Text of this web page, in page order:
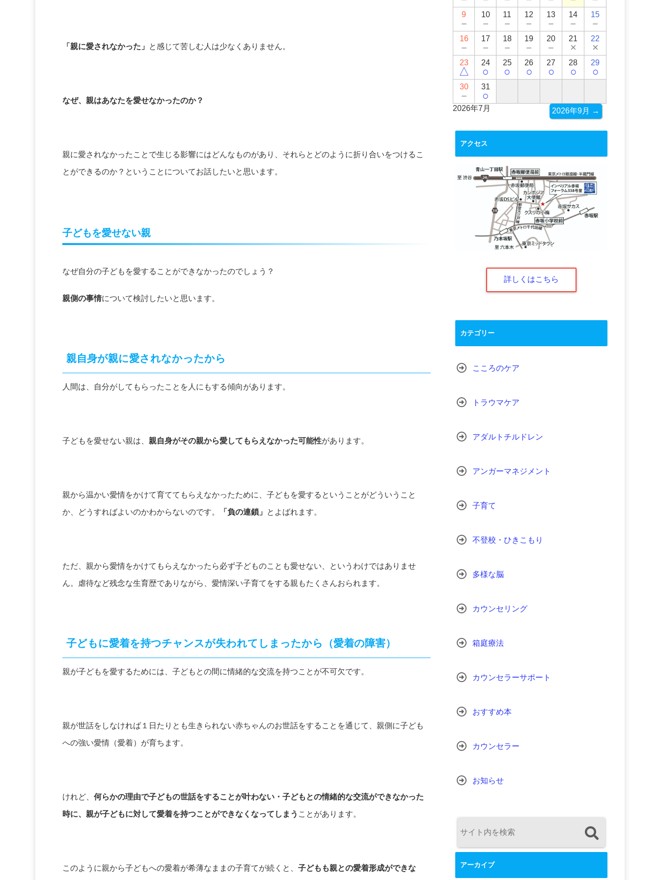
「親に愛されなかった」 と感じて苦しむ人は少なくありません。
なぜ、親はあなたを愛せなかったのか？
親に愛されなかったことで生じる影響にはどんなものがあり、それらとどのように折り合いをつけるこ
とができるのか？ということについてお話したいと思います。
子どもを愛せない親
なぜ自分の子どもを愛することができなかったのでしょう？
親側の事情について検討したいと思います。
親自身が親に愛されなかったから
人間は、自分がしてもらったことを人にもする傾向があります。
子どもを愛せない親は、 親自身がその親から愛してもらえなかった可能性があります。
親から温かい愛情をかけて育ててもらえなかったために、子どもを愛するということがどういうこと
か、どうすればよいのかわからないのです。 「負の連鎖」 とよばれます。
ただ、親から愛情をかけてもらえなかったら必ず子どものことも愛せない、というわけではありませ
ん。虐待など残念な生育歴でありながら、愛情深い子育てをする親もたくさんおられます。
子どもに愛着を持つチャンスが失われてしまったから（愛着の障害）
親が子どもを愛するためには、子どもとの間に情緒的な交流を持つことが不可欠です。
親が世話をしなければ１日たりとも生きられない赤ちゃんのお世話をすることを通じて、親側に子ども
への強い愛情（愛着）が育ちます。
けれど、 何らかの理由で子どもの世話をすることが叶わない・子どもとの情緒的な交流ができなかった
時に、親が子どもに対して愛着を持つことができなくなってしまう ことがあります。
このように親から子どもへの愛着が希薄なままの子育てが続くと、 子どもも親との愛着形成ができな
9
－
10
－
11
－
12
－
13
－
14
－
15
－
16
－
17
－
18
－
19
－
20
－
21
×
22
×
23
△
24
○
25
○
26
○
27
○
28
○
29
○
30
－
31
○
2026年7月 2026年9月 →
アクセス
詳しくはこちら
カテゴリー
こころのケア
トラウマケア
アダルトチルドレン
アンガーマネジメント
子育て
不登校・ひきこもり
多様な脳
カウンセリング
箱庭療法
カウンセラーサポート
おすすめ本
カウンセラー
お知らせ
アーカイブ